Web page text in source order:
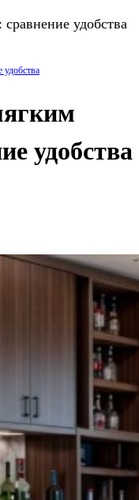
удобства
удобства
удобства